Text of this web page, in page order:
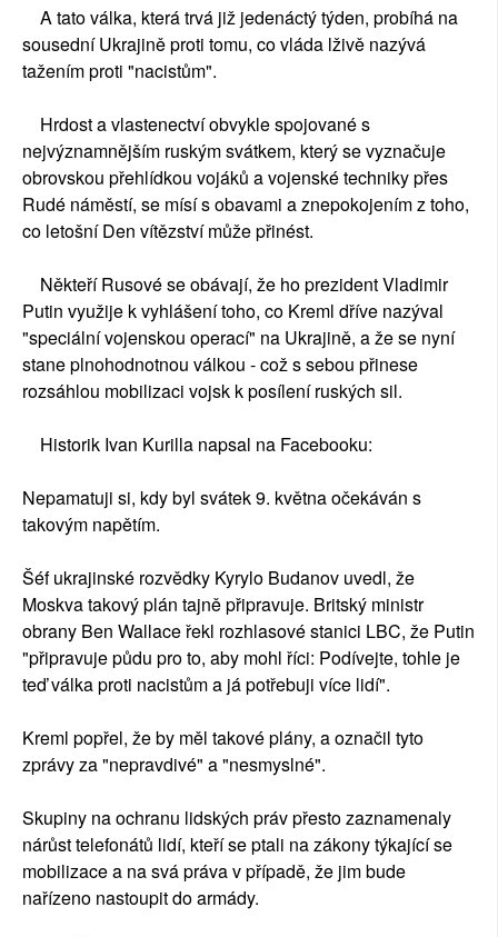
A tato válka, která trvá již jedenáctý týden, probíhá na
sousední Ukrajině proti tomu, co vláda lživě nazývá
tažením proti "nacistům".
Hrdost a vlastenectví obvykle spojované s
nejvýznamnějším ruským svátkem, který se vyznačuje
obrovskou přehlídkou vojáků a vojenské techniky přes
Rudé náměstí, se mísí s obavami a znepokojením z toho,
co letošní Den vítězství může přinést.
Někteří Rusové se obávají, že ho prezident Vladimir
Putin využije k vyhlášení toho, co Kreml dříve nazýval
"speciální vojenskou operací" na Ukrajině, a že se nyní
stane plnohodnotnou válkou - což s sebou přinese
rozsáhlou mobilizaci vojsk k posílení ruských sil.
Historik Ivan Kurilla napsal na Facebooku:
Nepamatuji si, kdy byl svátek 9. května očekáván s
takovým napětím.
Šéf ukrajinské rozvědky Kyrylo Budanov uvedl, že
Moskva takový plán tajně připravuje. Britský ministr
obrany Ben Wallace řekl rozhlasové stanici LBC, že Putin
"připravuje půdu pro to, aby mohl říci: Podívejte, tohle je
teď válka proti nacistům a já potřebuji více lidí".
Kreml popřel, že by měl takové plány, a označil tyto
zprávy za "nepravdivé" a "nesmyslné".
Skupiny na ochranu lidských práv přesto zaznamenaly
nárůst telefonátů lidí, kteří se ptali na zákony týkající se
mobilizace a na svá práva v případě, že jim bude
nařízeno nastoupit do armády.